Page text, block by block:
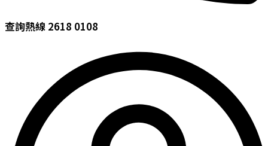
查詢熱線 2618 0108